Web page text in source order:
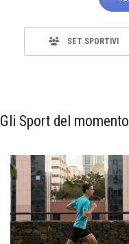
SET SPORTIVI
Gli Sport del momento